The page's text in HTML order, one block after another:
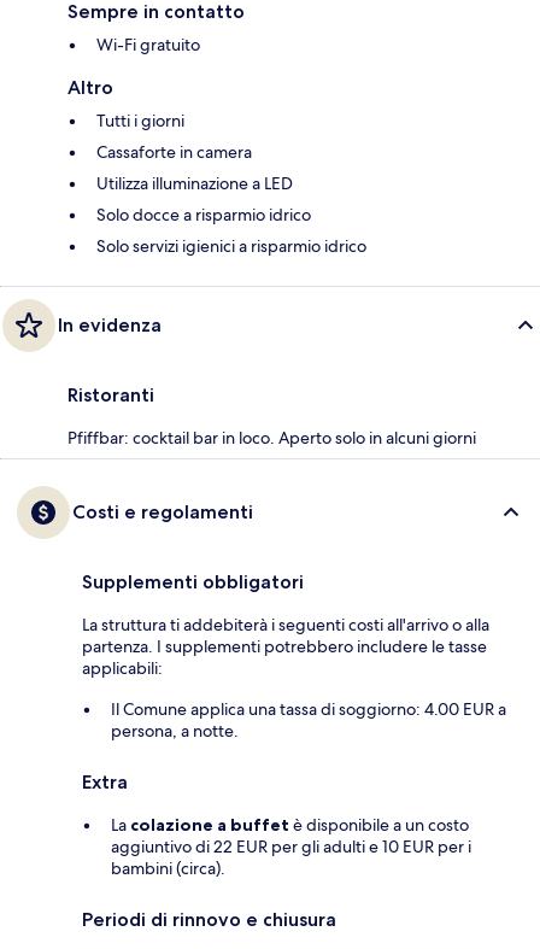
Sempre in contatto
Wi-Fi gratuito
Altro
Tutti i giorni
Cassaforte in camera
Utilizza illuminazione a LED
Solo docce a risparmio idrico
Solo servizi igienici a risparmio idrico
In evidenza
Ristoranti
Pfiffbar: cocktail bar in loco. Aperto solo in alcuni giorni
Costi e regolamenti
Supplementi obbligatori
La struttura ti addebiterà i seguenti costi all'arrivo o alla
partenza. I supplementi potrebbero includere le tasse
applicabili:
Il Comune applica una tassa di soggiorno: 4.00 EUR a
persona, a notte.
Extra
La colazione a buffet è disponibile a un costo
aggiuntivo di 22 EUR per gli adulti e 10 EUR per i
bambini (circa).
Periodi di rinnovo e chiusura